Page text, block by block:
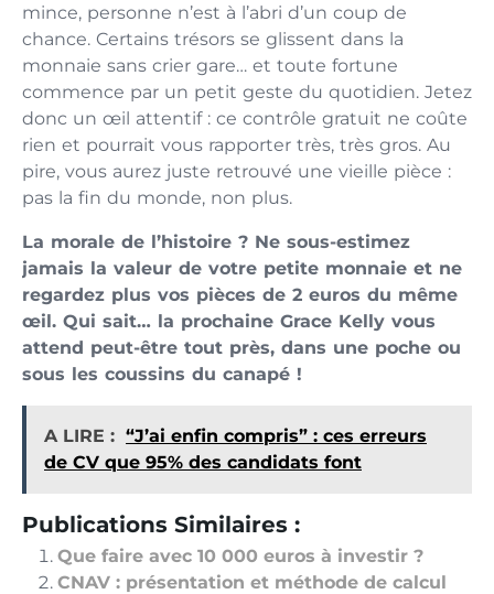
mince, personne n’est à l’abri d’un coup de
chance. Certains trésors se glissent dans la
monnaie sans crier gare… et toute fortune
commence par un petit geste du quotidien. Jetez
donc un œil attentif : ce contrôle gratuit ne coûte
rien et pourrait vous rapporter très, très gros. Au
pire, vous aurez juste retrouvé une vieille pièce :
pas la fin du monde, non plus.
La morale de l’histoire ? Ne sous-estimez
jamais la valeur de votre petite monnaie et ne
regardez plus vos pièces de 2 euros du même
œil. Qui sait… la prochaine Grace Kelly vous
attend peut-être tout près, dans une poche ou
sous les coussins du canapé !
A LIRE : “J’ai enfin compris” : ces erreurs
de CV que 95% des candidats font
Publications Similaires :
Que faire avec 10 000 euros à investir ?
CNAV : présentation et méthode de calcul